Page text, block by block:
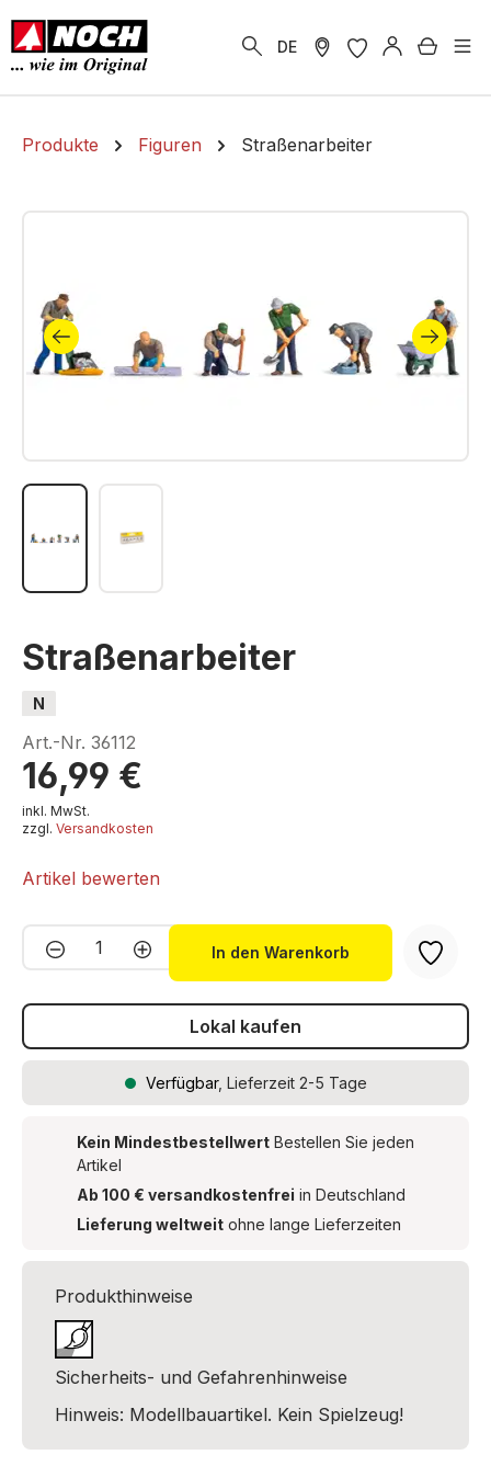
springen
DE
Produkte Figuren Straßenarbeiter
Bildergalerie überspringen
Straßenarbeiter
N
Art.-Nr. 36112
16,99 €
inkl. MwSt.
zzgl. Versandkosten
Artikel bewerten
Produkt Anzahl: Gib den
In den Warenkorb
Lokal kaufen
Verfügbar, Lieferzeit 2-5 Tage
Kein Mindestbestellwert Bestellen Sie jeden
Artikel
Ab 100 € versandkostenfrei in Deutschland
Lieferung weltweit ohne lange Lieferzeiten
Produkthinweise
Sicherheits- und Gefahrenhinweise
Hinweis: Modellbauartikel. Kein Spielzeug!